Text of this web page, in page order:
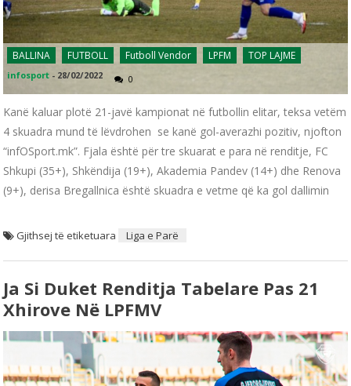
BALLINA FUTBOLL Futboll Vendor LPFM TOP LAJME
infosport - 28/02/2022 0
Kanë kaluar plotë 21-javë kampionat në futbollin elitar, teksa vetëm
4 skuadra mund të lëvdrohen se kanë gol-averazhi pozitiv, njofton
“infOSport.mk”. Fjala është për tre skuarat e para në renditje, FC
Shkupi (35+), Shkëndija (19+), Akademia Pandev (14+) dhe Renova
(9+), derisa Bregallnica është skuadra e vetme që ka gol dallimin
Gjithsej të etiketuara Liga e Parë
Ja Si Duket Renditja Tabelare Pas 21
Xhirove Në LPFMV